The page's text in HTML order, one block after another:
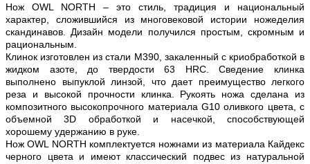
Нож OWL NORTH – это стиль, традиция и национальный
характер, сложившийся из многовековой истории ножеделия
скандинавов. Дизайн модели получился простым, скромным и
рациональным.
Клинок изготовлен из стали M390, закаленный с криобработкой в
жидком азоте, до твердости 63 HRC. Сведение клинка
выполнено выпуклой линзой, что дает преимущество легкого
реза и высокой прочности клинка. Рукоять ножа сделана из
композитного высокопрочного материала G10 оливкого цвета, с
объемной 3D обработкой и насечкой, способствующей
хорошему удержанию в руке.
Нож OWL NORTH комплектуется ножнами из материала Кайдекс
черного цвета и имеют классический подвес из натуральной